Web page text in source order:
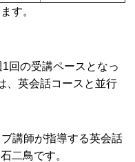
す。
回の受講ペースとなっ
、英会話コースと並行
講師が指導する英会話
二鳥です。